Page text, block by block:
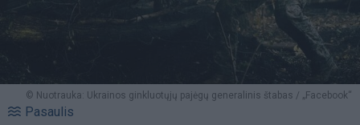
© Nuotrauka: Ukrainos ginkluotųjų pajėgų generalinis štabas / „Facebook“
Pasaulis